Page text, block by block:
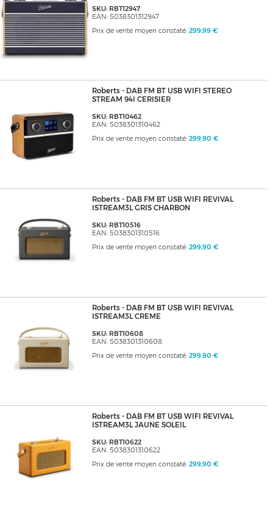
SKU: RBT12947
EAN: 5038301312947
Prix de vente moyen constaté: 299,99 €
Roberts - DAB FM BT USB WIFI STEREO
STREAM 94I CERISIER
SKU: RBT10462
EAN: 5038301310462
Prix de vente moyen constaté: 299,90 €
Roberts - DAB FM BT USB WIFI REVIVAL
ISTREAM3L GRIS CHARBON
SKU: RBT10516
EAN: 5038301310516
Prix de vente moyen constaté: 299,90 €
Roberts - DAB FM BT USB WIFI REVIVAL
ISTREAM3L CREME
SKU: RBT10608
EAN: 5038301310608
Prix de vente moyen constaté: 299,90 €
Roberts - DAB FM BT USB WIFI REVIVAL
ISTREAM3L JAUNE SOLEIL
SKU: RBT10622
EAN: 5038301310622
Prix de vente moyen constaté: 299,90 €